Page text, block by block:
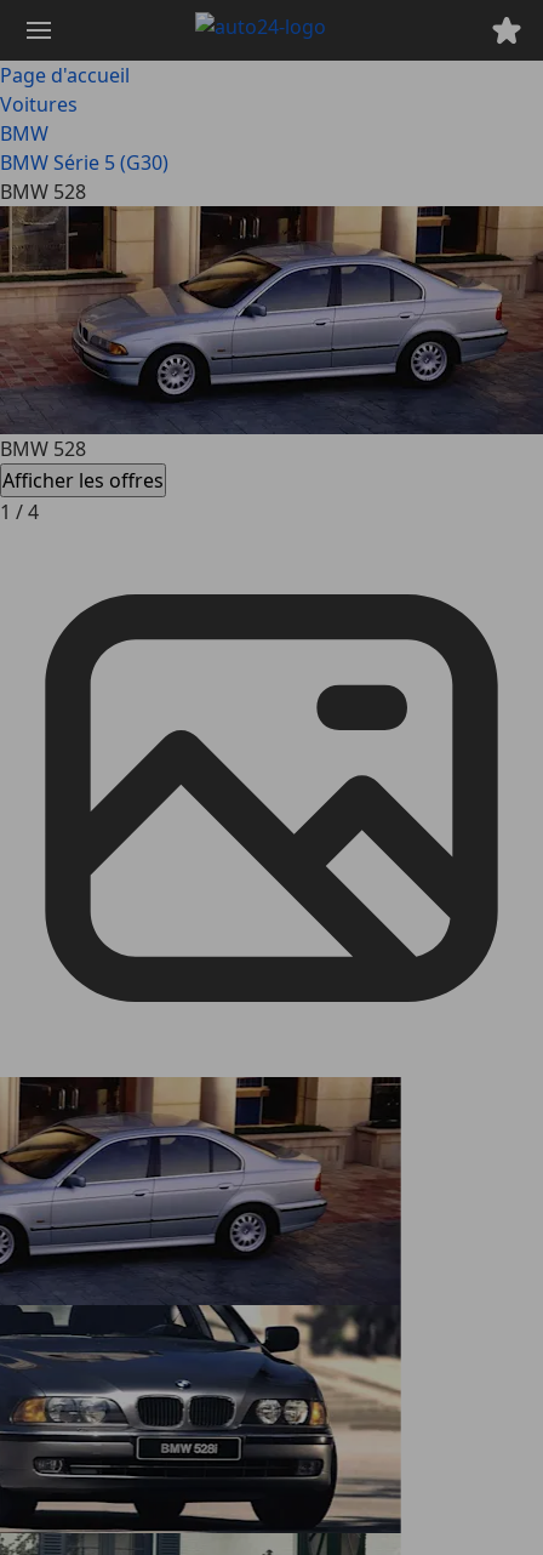
contenu
principal
Page d'accueil
Voitures
BMW
BMW Série 5 (G30)
BMW 528
BMW 528
Afficher les offres
1 /4